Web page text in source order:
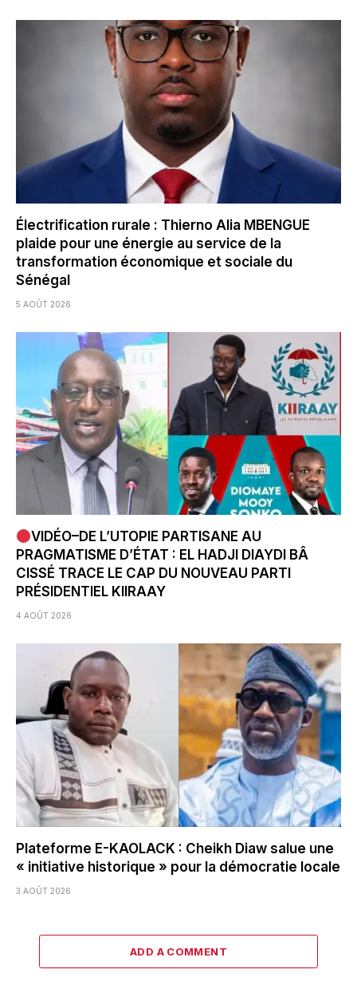
Électrification rurale : Thierno Alia MBENGUE
plaide pour une énergie au service de la
transformation économique et sociale du
Sénégal
5 AOÛT 2026
VIDÉO–DE L’UTOPIE PARTISANE AU
PRAGMATISME D’ÉTAT : EL HADJI DIAYDI BÂ
CISSÉ TRACE LE CAP DU NOUVEAU PARTI
PRÉSIDENTIEL KIIRAAY
4 AOÛT 2026
Plateforme E-KAOLACK : Cheikh Diaw salue une
« initiative historique » pour la démocratie locale
3 AOÛT 2026
ADD A COMMENT